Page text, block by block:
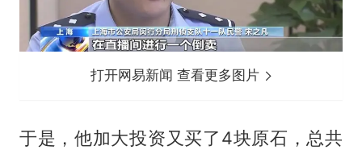
打开网易新闻 查看更多图片
于是，他加大投资又买了4块原石，总共